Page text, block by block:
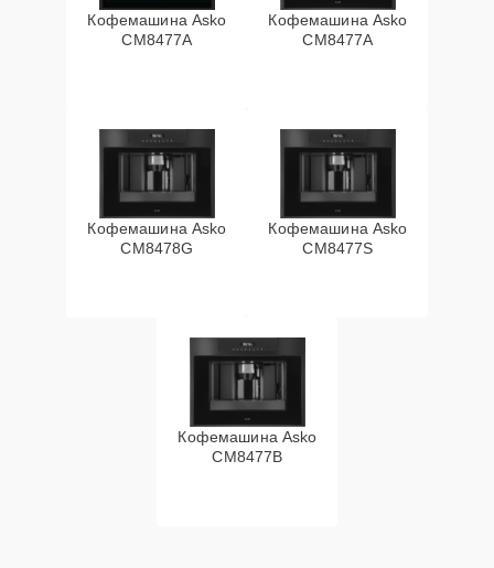
Кофемашина Asko
CM8477A
Кофемашина Asko
СМ8477А
Кофемашина Asko
CM8478G
Кофемашина Asko
CM8477S
Кофемашина Asko
CM8477B